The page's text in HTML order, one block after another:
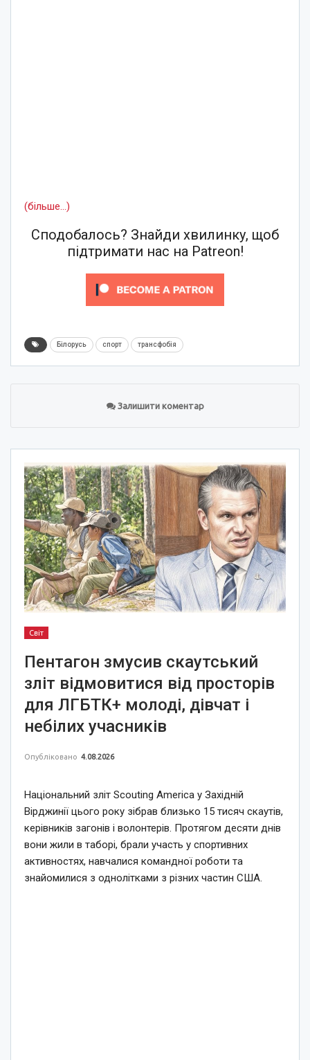
(більше…)
Сподобалось? Знайди хвилинку, щоб
підтримати нас на Patreon!
Білорусь спорт трансфобія
Залишити коментар
Світ
Пентагон змусив скаутський
зліт відмовитися від просторів
для ЛГБТК+ молоді, дівчат і
небілих учасників
Опубліковано 4.08.2026
Національний зліт Scouting America у Західній
Вірджинії цього року зібрав близько 15 тисяч скаутів,
керівників загонів і волонтерів. Протягом десяти днів
вони жили в таборі, брали участь у спортивних
активностях, навчалися командної роботи та
знайомилися з однолітками з різних частин США.